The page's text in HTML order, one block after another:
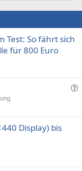
Test: So fährt sich
für 800 Euro
F
g
Display) bis